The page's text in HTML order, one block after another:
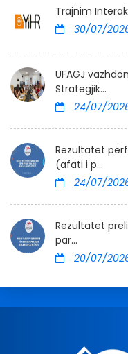
Trajnim
30/07/
UFAGJ
Strategjik...
24/07/
Rezultatet
(afati i p...
24/07/
Rezultatet
par...
20/07/